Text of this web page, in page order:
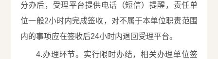
分办后，受理平台提供电话（短信）提醒，责任单
位一般2小时内完成签收，对不属于本单位职责范围
内的事项应在签收后24小时内退回受理平台。
4.办理环节。实行限时办结，相关办理单位签